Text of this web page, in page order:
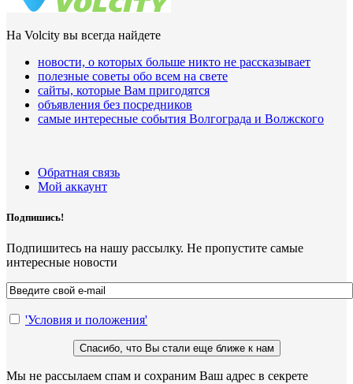
На Volcity вы всегда найдете
новости, о которых больше никто не рассказывает
полезные советы обо всем на свете
сайты, которые Вам пригодятся
объявления без посредников
самые интересные события Волгограда и Волжского
Обратная связь
Мой аккаунт
Подпишись!
Подпишитесь на нашу рассылку. Не пропустите самые
интересные новости
'Условия и положения'
Мы не рассылаем спам и сохраним Ваш адрес в секрете